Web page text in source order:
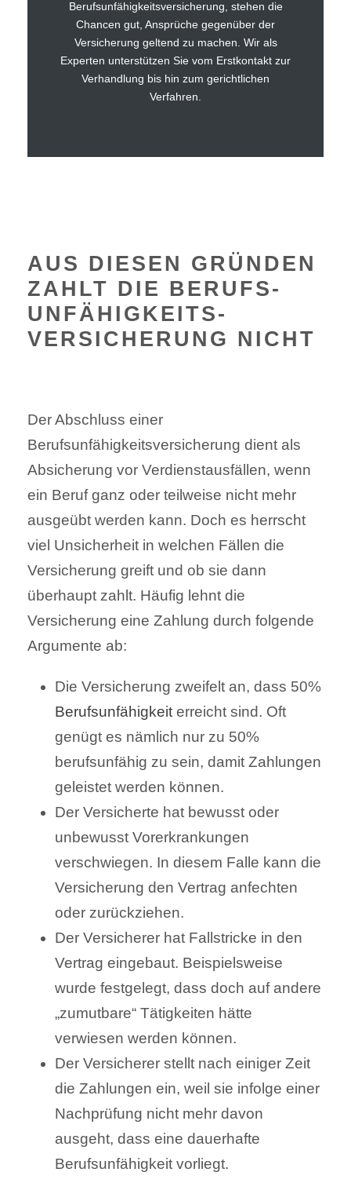
Berufsunfähigkeitsversicherung, stehen die
Chancen gut, Ansprüche gegenüber der
Versicherung geltend zu machen. Wir als
Experten unterstützen Sie vom Erstkontakt zur
Verhandlung bis hin zum gerichtlichen
Verfahren.
AUS DIESEN GRÜNDEN
ZAHLT DIE BERUFS­
UNFÄHIGKEITS­
VERSICHERUNG NICHT
Der Abschluss einer
Berufsunfähigkeitsversicherung dient als
Absicherung vor Verdienstausfällen, wenn
ein Beruf ganz oder teilweise nicht mehr
ausgeübt werden kann. Doch es herrscht
viel Unsicherheit in welchen Fällen die
Versicherung greift und ob sie dann
überhaupt zahlt. Häufig lehnt die
Versicherung eine Zahlung durch folgende
Argumente ab:
Die Versicherung zweifelt an, dass 50%
Berufsunfähigkeit erreicht sind. Oft
genügt es nämlich nur zu 50%
berufsunfähig zu sein, damit Zahlungen
geleistet werden können.
Der Versicherte hat bewusst oder
unbewusst Vorerkrankungen
verschwiegen. In diesem Falle kann die
Versicherung den Vertrag anfechten
oder zurückziehen.
Der Versicherer hat Fallstricke in den
Vertrag eingebaut. Beispielsweise
wurde festgelegt, dass doch auf andere
„zumutbare“ Tätigkeiten hätte
verwiesen werden können.
Der Versicherer stellt nach einiger Zeit
die Zahlungen ein, weil sie infolge einer
Nachprüfung nicht mehr davon
ausgeht, dass eine dauerhafte
Berufsunfähigkeit vorliegt.